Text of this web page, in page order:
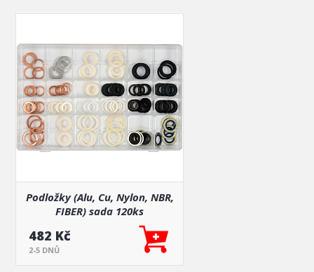
5x 12x24,7x2 mm
NBR
5x 12x20x2 mm
5x 14x21x2,5 mm
Nylon
5x 13x19x2,3 mm
5x 16x26x2,3 mm
5x 18x22x2,3 mm
5x 13x24x1,5 mm
5x 12x22x1,5 mm
5x 14x19,5x1,5 mm
Podložky (Alu, Cu, Nylon, NBR,
FIBER) sada 120ks
482 Kč
2-5 DNŮ